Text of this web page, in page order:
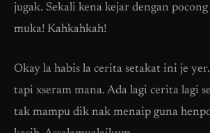
jugak. Sekali kena kejar dengan pocong
muka! Kahkahkah!
Okay la habis la cerita setakat ini je
tapi xseram mana. Ada lagi cerita lagi
tak mampu dik nak menaip guna